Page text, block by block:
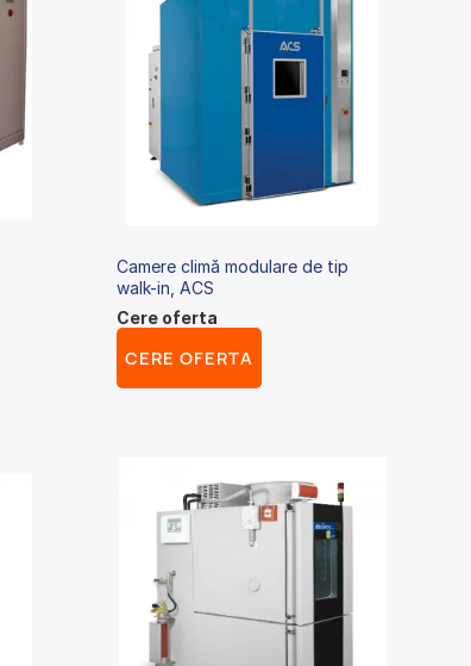
Camere climă modulare de tip
walk-in, ACS
Cere oferta
CERE OFERTA